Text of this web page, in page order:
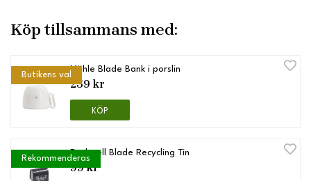
Köp tillsammans med:
Butikens val
Mühle Blade Bank i porslin
259 kr
KÖP
Rekommenderas
Rockwell Blade Recycling Tin
99 kr